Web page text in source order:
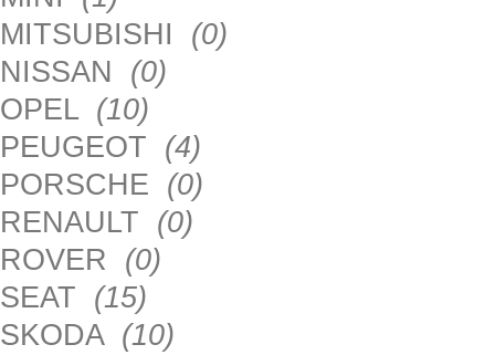
MITSUBISHI (0)
NISSAN (0)
OPEL (10)
PEUGEOT (4)
PORSCHE (0)
RENAULT (0)
ROVER (0)
SEAT (15)
SKODA (10)